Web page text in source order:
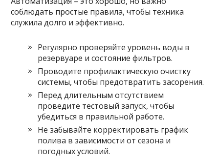
соблюдать простые правила, чтобы техника
служила долго и эффективно.
Регулярно проверяйте уровень воды в
резервуаре и состояние фильтров.
Проводите профилактическую очистку
системы, чтобы предотвратить засорения.
Перед длительным отсутствием
проведите тестовый запуск, чтобы
убедиться в правильной работе.
Не забывайте корректировать график
полива в зависимости от сезона и
погодных условий.